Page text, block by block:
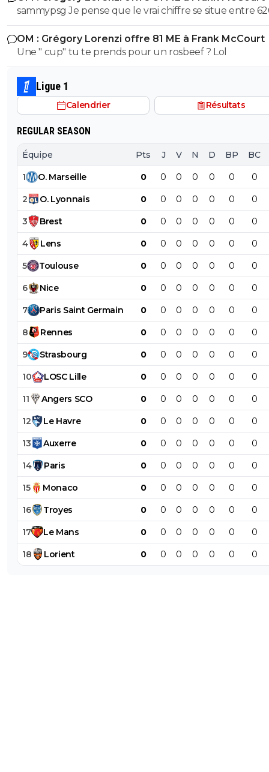
sammypsg Je pense que le vrai chiffre se situe entre
700 M
OM : Grégory Lorenzi offre 81 ME à Frank McCourt
Une " cup" tu te prends pour un rosbeef ? Lol
Ligue 1
Calendrier Résultats
REGULAR SEASON
Équipe Pts J V N D BP BC
1 O. Marseille 0 0 0 0 0 0 0
2 O. Lyonnais 0 0 0 0 0 0 0
3 Brest 0 0 0 0 0 0 0
4 Lens 0 0 0 0 0 0 0
5 Toulouse 0 0 0 0 0 0 0
6 Nice 0 0 0 0 0 0 0
7 Paris Saint Germain 0 0 0 0 0 0 0
8 Rennes 0 0 0 0 0 0 0
9 Strasbourg 0 0 0 0 0 0 0
10 LOSC Lille 0 0 0 0 0 0 0
11 Angers SCO 0 0 0 0 0 0 0
12 Le Havre 0 0 0 0 0 0 0
13 Auxerre 0 0 0 0 0 0 0
14 Paris 0 0 0 0 0 0 0
15 Monaco 0 0 0 0 0 0 0
16 Troyes 0 0 0 0 0 0 0
17 Le Mans 0 0 0 0 0 0 0
18 Lorient 0 0 0 0 0 0 0